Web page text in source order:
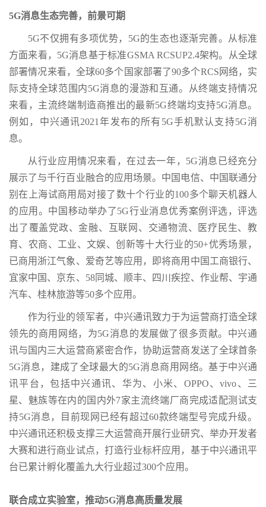
5G消息生态完善，前景可期
5G不仅拥有多项优势，5G的生态也逐渐完善。从标准
方面来看，5G消息基于标准GSMA RCSUP2.4架构。从全球
部署情况来看，全球60多个国家部署了90多个RCS网络，实
际支持全球范围内5G消息的漫游和互通。从终端支持情况
来看，主流终端制造商推出的最新5G终端均支持5G消息。
例如，中兴通讯2021年发布的所有5G手机默认支持5G消
息。
从行业应用情况来看，在过去一年，5G消息已经充分
展示了与千行百业融合的应用场景。中国电信、中国联通分
别在上海试商用局对接了数十个行业的100多个聊天机器人
的应用。中国移动举办了5G行业消息优秀案例评选，评选
出了覆盖党政、金融、互联网、交通物流、医疗民生、教
育、农商、工业、文娱、创新等十大行业的50+优秀场景，
已商用浙江气象、爱奇艺等应用，即将商用中国工商银行、
宜家中国、京东、58同城、顺丰、四川疾控、作业帮、宇通
汽车、桂林旅游等50多个应用。
作为行业的领军者，中兴通讯致力于为运营商打造全球
领先的商用网络，为5G消息的发展做了很多贡献。中兴通
讯与国内三大运营商紧密合作，协助运营商发送了全球首条
5G消息，建成了全球最大的5G消息商用网络。基于中兴通
讯平台，包括中兴通讯、华为、小米、OPPO、vivo、三
星、魅族等在内的国内外7家主流终端厂商完成适配测试支
持5G消息，目前现网已经有超过60款终端型号完成升级。
中兴通讯还积极支撑三大运营商开展行业研究、举办开发者
大赛和进行商业试点，打造行业标杆应用，基于中兴通讯平
台已累计孵化覆盖九大行业超过300个应用。
联合成立实验室，推动5G消息高质量发展